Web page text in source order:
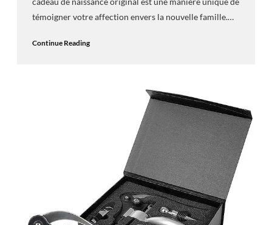
témoigner votre affection envers la nouvelle famille.…
Continue Reading